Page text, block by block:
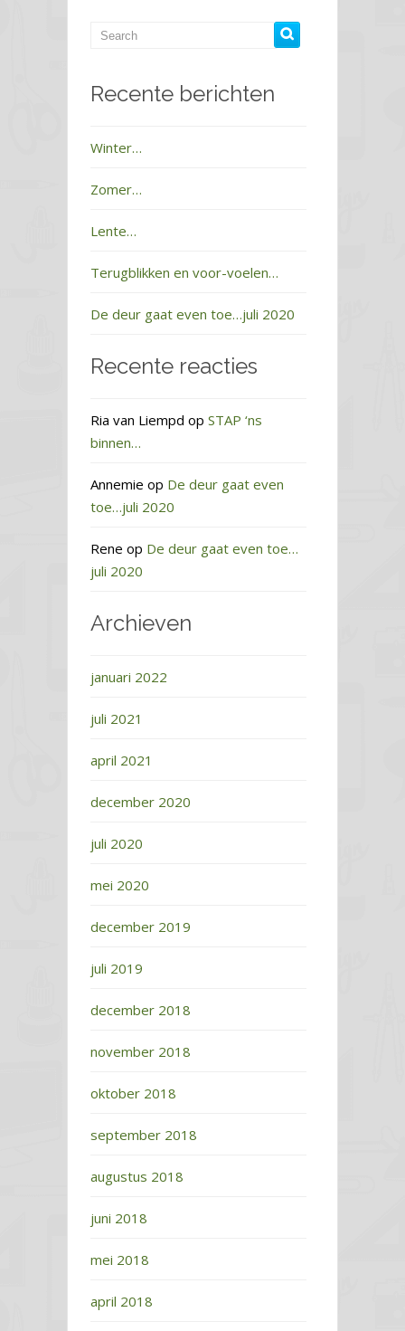
Recente berichten
Winter…
Zomer…
Lente…
Terugblikken en voor-voelen…
De deur gaat even toe…juli 2020
Recente reacties
Ria van Liempd op STAP ‘ns
binnen…
Annemie op De deur gaat even
toe…juli 2020
Rene op De deur gaat even toe…
juli 2020
Archieven
januari 2022
juli 2021
april 2021
december 2020
juli 2020
mei 2020
december 2019
juli 2019
december 2018
november 2018
oktober 2018
september 2018
augustus 2018
juni 2018
mei 2018
april 2018